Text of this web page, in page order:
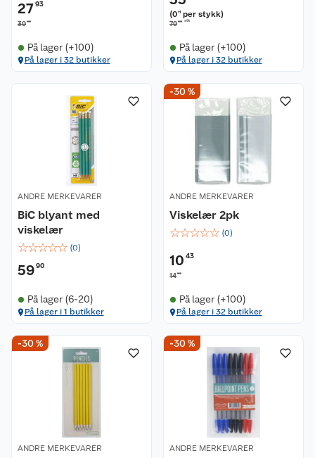
2793
3990
På lager (+100)
På lager i 32 butikker
(011 per stykk)
7990 stk
På lager (+100)
På lager i 32 butikker
ANDRE MERKEVARER
BiC blyant med
viskelær
☆☆☆☆☆ (0)
5990
På lager (6-20)
På lager i 1 butikker
-30 %
ANDRE MERKEVARER
Viskelær 2pk
☆☆☆☆☆ (0)
10 43
1490
På lager (+100)
På lager i 32 butikker
-30 %
ANDRE MERKEVARER
-30 %
ANDRE MERKEVARER